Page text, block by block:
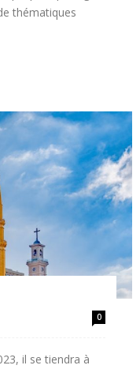
thématiques
0
il se tiendra à